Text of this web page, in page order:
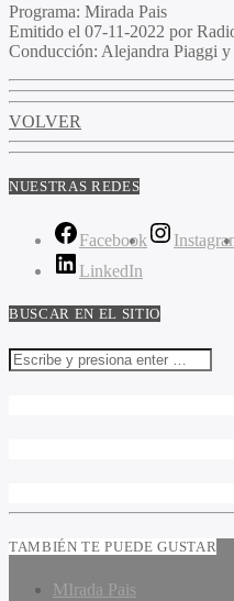
Programa: Mirada Pais
Emitido el 07-11-2022 por
Conducción: Alejandra Piaggi
VOLVER
NUESTRAS REDES
Facebook
LinkedIn
BUSCAR EN EL SITIO
TAMBIÉN TE PUEDE GUSTAR
MIrada Pais